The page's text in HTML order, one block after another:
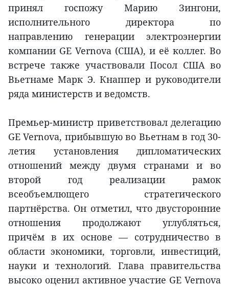
принял госпожу Марию Зингони,
исполнительного директора по
направлению генерации электроэнергии
компании GE Vernova (США), и её коллег. Во
встрече также участвовали Посол США во
Вьетнаме Марк Э. Кнаппер и руководители
ряда министерств и ведомств.
Премьер-министр приветствовал делегацию
GE Vernova, прибывшую во Вьетнам в год 30-
летия установления дипломатических
отношений между двумя странами и во
второй год реализации рамок
всеобъемлющего стратегического
партнёрства. Он отметил, что двусторонние
отношения продолжают углубляться,
причём в их основе — сотрудничество в
области экономики, торговли, инвестиций,
науки и технологий. Глава правительства
высоко оценил активное участие GE Vernova